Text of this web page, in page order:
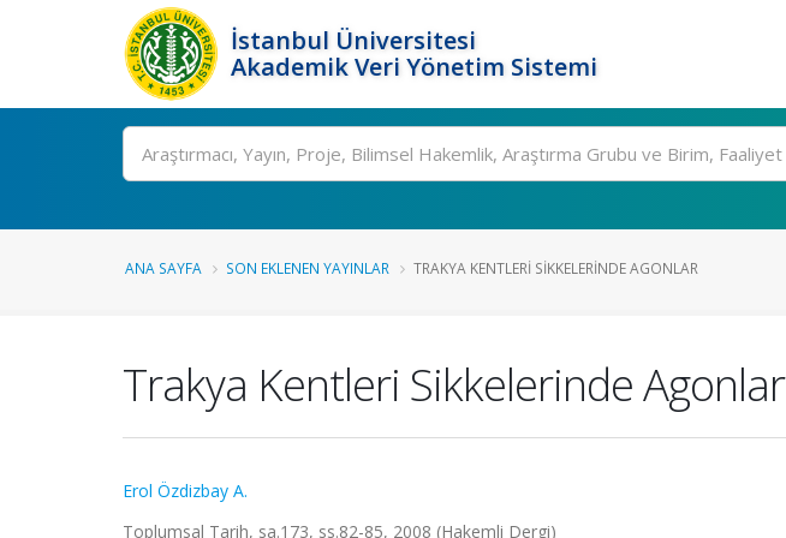
İstanbul Üniversitesi
Akademik Veri Yönetim Sistemi
Ara
ANA SAYFA SON EKLENEN YAYINLAR TRAKYA KENTLERI SIKKELERINDE AGONLAR
Trakya Kentleri Sikkelerinde Agonlar
Erol Özdizbay A.
Toplumsal Tarih, sa.173, ss.82-85, 2008 (Hakemli Dergi)